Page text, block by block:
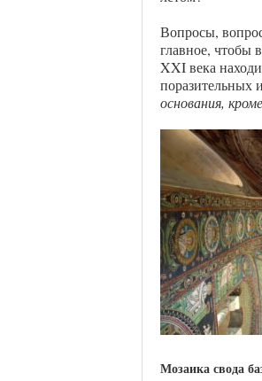
Вопросы,
главное, чтобы
XXI века
поразительных
основания,
Мозаика свода